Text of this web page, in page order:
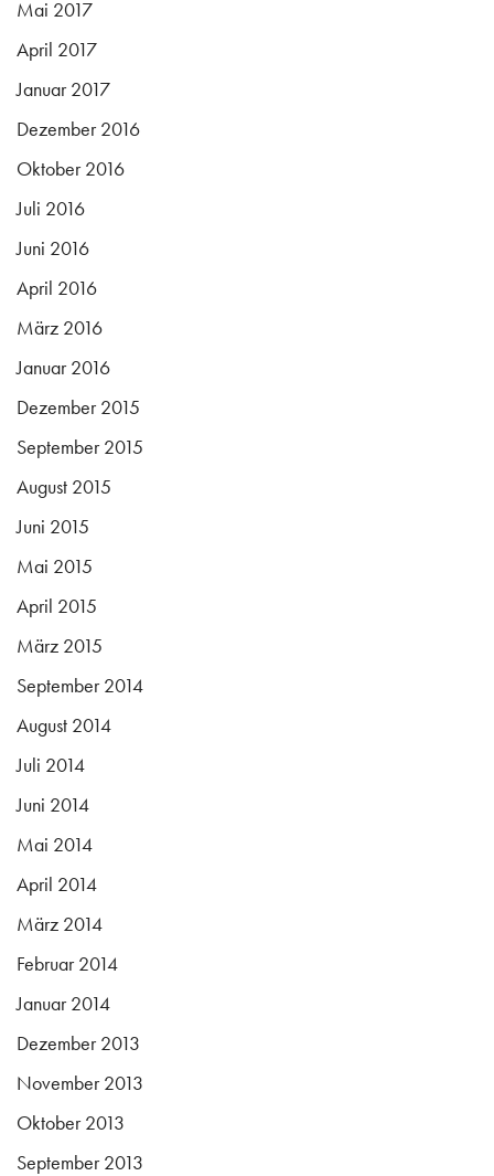
Mai 2017
April 2017
Januar 2017
Dezember 2016
Oktober 2016
Juli 2016
Juni 2016
April 2016
März 2016
Januar 2016
Dezember 2015
September 2015
August 2015
Juni 2015
Mai 2015
April 2015
März 2015
September 2014
August 2014
Juli 2014
Juni 2014
Mai 2014
April 2014
März 2014
Februar 2014
Januar 2014
Dezember 2013
November 2013
Oktober 2013
September 2013